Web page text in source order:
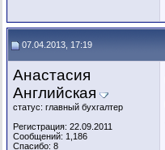
07.04.2013, 17:19
Анастасия
Английская
статус: главный бухгалтер
Регистрация: 22.09.2011
Сообщений: 1,186
Спасибо: 8